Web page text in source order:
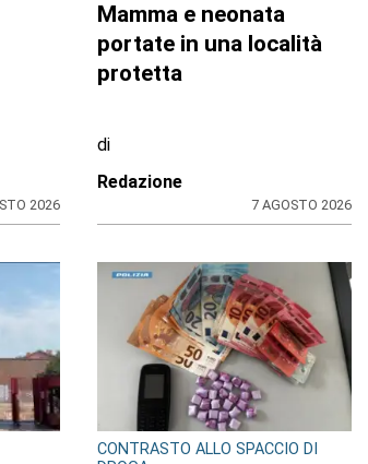
2026
Mamma e neonata
portate in una località
protetta
di
Redazione
7 AGOSTO 2026
CONTRASTO ALLO SPACCIO DI